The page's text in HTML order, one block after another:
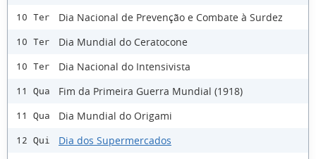
10 Ter Dia Nacional de Prevenção e Combate à Surdez
10 Ter Dia Mundial do Ceratocone
10 Ter Dia Nacional do Intensivista
11 Qua Fim da Primeira Guerra Mundial (1918)
11 Qua Dia Mundial do Origami
12 Qui
Dia dos Supermercados